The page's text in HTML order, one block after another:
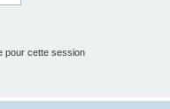
pour cette session